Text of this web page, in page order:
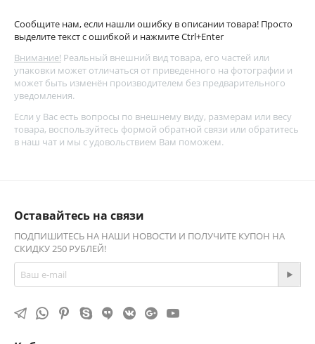
Сообщите нам, если нашли ошибку в описании товара! Просто
выделите текст с ошибкой и нажмите Ctrl+Enter
Внимание! Реальный внешний вид товара, его частей или
упаковки может отличаться от приведенного на фотографии и
может быть изменён производителем без предварительного
уведомления.
Если у Вас есть вопросы по внешнему виду, размерам или весу
товара, воспользуйтесь формой обратной связи или обратитесь
в наш чат и мы с удовольствием Вам поможем.
Оставайтесь на связи
ПОДПИШИТЕСЬ НА НАШИ НОВОСТИ И ПОЛУЧИТЕ КУПОН НА
СКИДКУ 250 РУБЛЕЙ!